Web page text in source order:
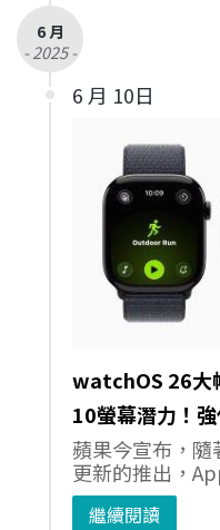
6 月
- 2025 -
6 月 10日
watchOS 26大
10螢幕潛力！
蘋果今宣布，
更新的推出，
繼續閱讀